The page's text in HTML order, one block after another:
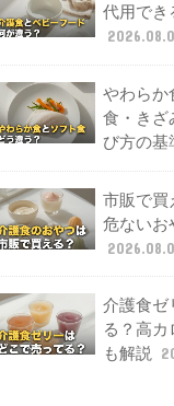
代用でき
やわらか
食・きざ
び方の基
市販で買
危ないお
介護食ゼ
る？高
も解説